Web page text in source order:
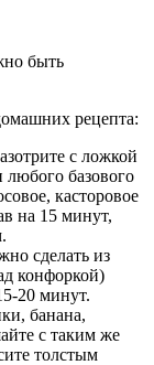
быть
рецепта:
с ложкой
любого базового
касторовое
на 15 минут,
сделать из
конфоркой)
20 минут.
банана,
с таким же
толстым